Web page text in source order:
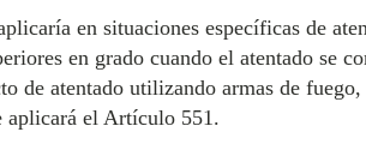
en situaciones específicas de
en grado cuando el atentado se
de atentado utilizando armas de
aplicará el Artículo 551.